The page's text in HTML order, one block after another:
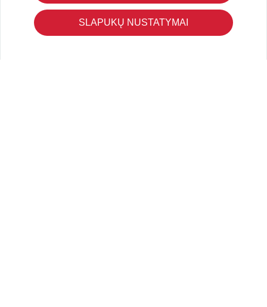
Apmokėjimo būdai
Kokybės ir saugumo standartai
Privatumo taisyklės
SLAPUKŲ NUSTATYMAI